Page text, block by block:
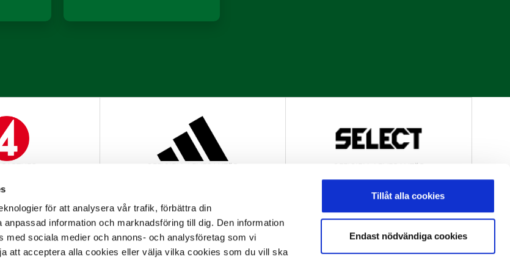
för att analysera vår trafik, förbättra din
information och marknadsföring till dig. Den information
med sociala medier och annons- och analysföretag som vi
att acceptera alla cookies eller välja vilka cookies som du vill ska
Tillåt alla cookies
Endast nödvändiga cookies